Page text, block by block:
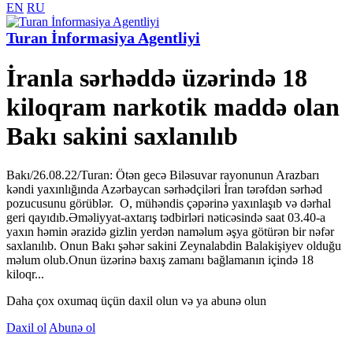
EN RU
Turan İnformasiya Agentliyi
İranla sərhəddə üzərində 18
kiloqram narkotik maddə olan
Bakı sakini saxlanılıb
Bakı/26.08.22/Turan: Ötən gecə Biləsuvar rayonunun Arazbarı
kəndi yaxınlığında Azərbaycan sərhədçiləri İran tərəfdən sərhəd
pozucusunu görüblər. O, mühəndis çəpərinə yaxınlaşıb və dərhal
geri qayıdıb.Əməliyyat-axtarış tədbirləri nəticəsində saat 03.40-a
yaxın həmin ərazidə gizlin yerdən naməlum əşya götürən bir nəfər
saxlanılıb. Onun Bakı şəhər sakini Zeynalabdin Balakişiyev olduğu
məlum olub.Onun üzərinə baxış zamanı bağlamanın içində 18
kiloqr...
Daha çox oxumaq üçün daxil olun və ya abunə olun
Daxil ol Abunə ol